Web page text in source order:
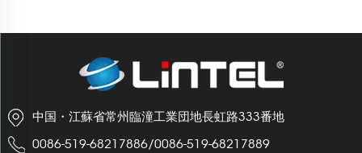
中国・江蘇省常州臨潼工業団地長虹路333番地
0086-519-68217886/0086-519-68217889